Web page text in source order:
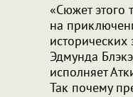
«Сюжет этого
на
Эдмунда
исполняет
Так почему